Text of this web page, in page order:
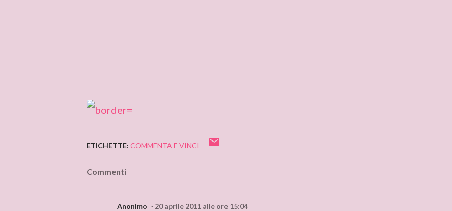
ETICHETTE: COMMENTA E VINCI
Commenti
Anonimo 20 aprile 2011 alle ore 15:04